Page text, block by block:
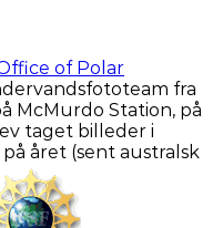
of Polar
fra
McMurdo Station, på
taget billeder i
året (sent australsk